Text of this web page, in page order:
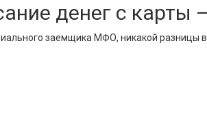
денег с карты
заемщика МФО, никакой разницы